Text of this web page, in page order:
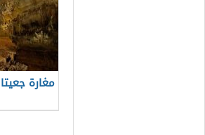
مغارة جعيتا